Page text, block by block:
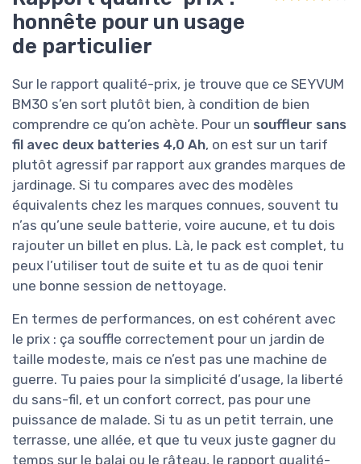
honnête pour un usage
de particulier
Sur le rapport qualité-prix, je trouve que ce SEYVUM
BM30 s’en sort plutôt bien, à condition de bien
comprendre ce qu’on achète. Pour un souffleur sans
fil avec deux batteries 4,0 Ah, on est sur un tarif
plutôt agressif par rapport aux grandes marques de
jardinage. Si tu compares avec des modèles
équivalents chez les marques connues, souvent tu
n’as qu’une seule batterie, voire aucune, et tu dois
rajouter un billet en plus. Là, le pack est complet, tu
peux l’utiliser tout de suite et tu as de quoi tenir
une bonne session de nettoyage.
En termes de performances, on est cohérent avec
le prix : ça souffle correctement pour un jardin de
taille modeste, mais ce n’est pas une machine de
guerre. Tu paies pour la simplicité d’usage, la liberté
du sans-fil, et un confort correct, pas pour une
puissance de malade. Si tu as un petit terrain, une
terrasse, une allée, et que tu veux juste gagner du
temps sur le balai ou le râteau, le rapport qualité-